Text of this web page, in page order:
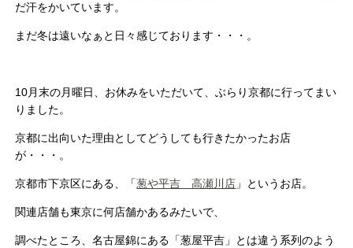
だ汗をかいています。
まだ冬は遠いなぁと日々感じております・・・。
10月末の月曜日、お休みをいただいて、ぶらり京都に行ってまい
りました。
京都に出向いた理由としてどうしても行きたかったお店
が・・・。
京都市下京区にある、「葱や平吉 高瀬川店 」というお店。
関連店舗も東京に何店舗かあるみたいで、
調べたところ、名古屋錦にある「葱屋平吉」とは違う系列のよう